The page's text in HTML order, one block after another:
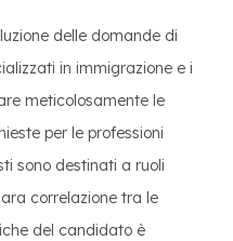
delle domande di
in immigrazione e i
meticolosamente le
per le professioni
sono destinati a ruoli
correlazione tra le
del candidato è